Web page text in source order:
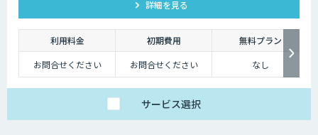
により、新人・中途スタッフの早期戦力化と教育の属人化解消
を支援します。
詳細を見る
利用料金 初期費用
無料プラン
お問合せください
お問合せください なし
サービス選択